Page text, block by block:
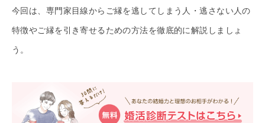
今回は、専門家目線からご縁を逃してしまう人・逃さない人の
特徴やご縁を引き寄せるための方法を徹底的に解説しましょ
う。